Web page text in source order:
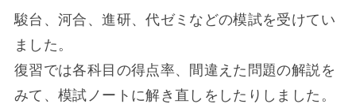
駿台、河合、進研、代ゼミなどの模試を受けてい
ました。
復習では各科目の得点率、間違えた問題の解説を
みて、模試ノートに解き直しをしたりしました。